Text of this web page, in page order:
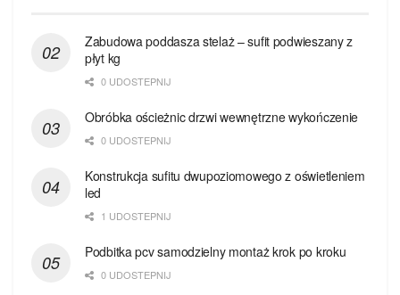
Zabudowa poddasza stelaż – sufit podwieszany z
płyt kg
0 UDOSTEPNIJ
Obróbka ościeżnic drzwi wewnętrzne wykończenie
0 UDOSTEPNIJ
Konstrukcja sufitu dwupoziomowego z oświetleniem
led
1 UDOSTEPNIJ
Podbitka pcv samodzielny montaż krok po kroku
0 UDOSTEPNIJ